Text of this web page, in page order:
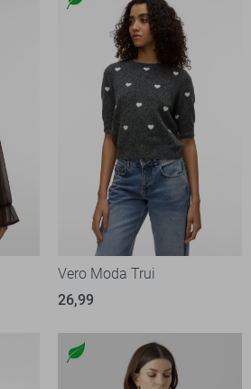
Vero Moda Trui
26,99